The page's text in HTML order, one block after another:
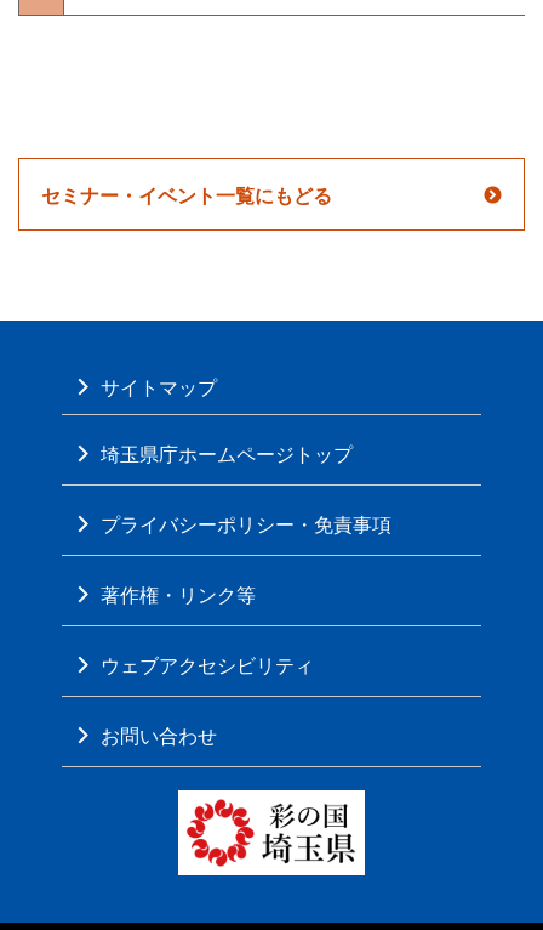
セミナー・イベント一覧にもどる
サイトマップ
埼玉県庁ホームページトップ
プライバシーポリシー・免責事項
著作権・リンク等
ウェブアクセシビリティ
お問い合わせ
彩の国 埼玉県